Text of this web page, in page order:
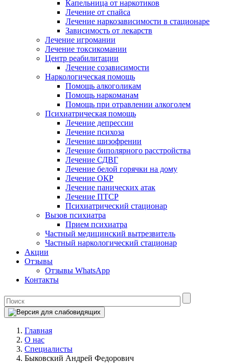
Капельница от наркотиков
Лечение от спайса
Лечение наркозависимости в стационаре
Зависимость от лекарств
Лечение игромании
Лечение токсикомании
Центр реабилитации
Лечение созависимости
Наркологическая помощь
Помощь алкоголикам
Помощь наркоманам
Помощь при отравлении алкоголем
Психиатрическая помощь
Лечение депрессии
Лечение психоза
Лечение шизофрении
Лечение биполярного расстройства
Лечение СДВГ
Лечение белой горячки на дому
Лечение ОКР
Лечение панических атак
Лечение ПТСР
Психиатрический стационар
Вызов психиатра
Прием психиатра
Частный медицинский вытрезвитель
Частный наркологический стационар
Акции
Отзывы
Отзывы WhatsApp
Контакты
Главная
О нас
Специалисты
Быковский Андрей Федорович